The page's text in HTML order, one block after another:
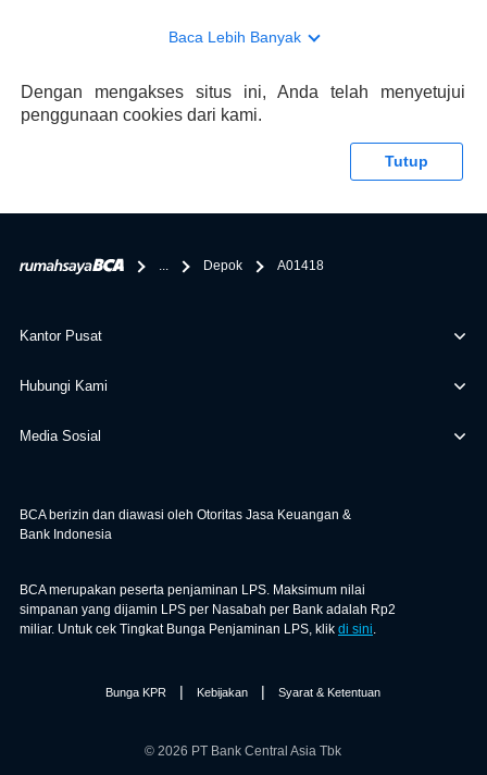
konsultasi mengenai KPR, maka ada layanan live chat
memberikan keuntungan yang berlipat, persyaratan
pengajuan KPR BCA juga sangat mudah, kamu bisa cek
tentang properti disini BCA hanya sebagai pihak
bertanggung jawab terhadap informasi yang rekanan
Baca Lebih Banyak
Dengan mengakses situs ini, Anda telah menyetujui
penggunaan cookies dari kami.
Tutup
... Depok A01418
Kantor Pusat
Hubungi Kami
Media Sosial
BCA berizin dan diawasi oleh Otoritas Jasa Keuangan &
Bank Indonesia
BCA merupakan peserta penjaminan LPS. Maksimum nilai
simpanan yang dijamin LPS per Nasabah per Bank adalah Rp2
miliar. Untuk cek Tingkat Bunga Penjaminan LPS, klik di sini.
Bunga KPR | Kebijakan | Syarat & Ketentuan
© 2026 PT Bank Central Asia Tbk